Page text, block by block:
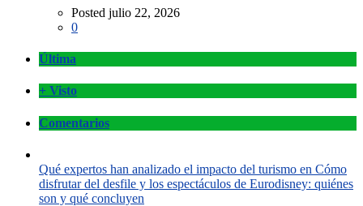
Posted julio 22, 2026
0
Última
+ Visto
Comentarios
Qué expertos han analizado el impacto del turismo en Cómo
disfrutar del desfile y los espectáculos de Eurodisney: quiénes
son y qué concluyen